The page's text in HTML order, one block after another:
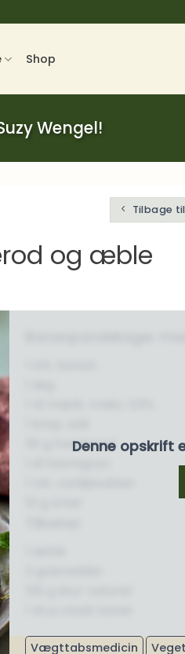
Shop
Wengel!
Tilbage
og æble
Denne opskrift
35 g hvedemel
Vægttabsmedicin